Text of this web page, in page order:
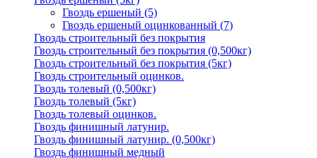
Гвоздь ершеный (5)
Гвоздь ершеный оцинкованный (7)
Гвоздь строительный без покрытия
Гвоздь строительный без покрытия (0,500кг)
Гвоздь строительный без покрытия (5кг)
Гвоздь строительный оцинков.
Гвоздь толевый (0,500кг)
Гвоздь толевый (5кг)
Гвоздь толевый оцинков.
Гвоздь финишный латунир.
Гвоздь финишный латунир. (0,500кг)
Гвоздь финишный медный